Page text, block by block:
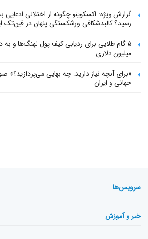
گزارش ویژه: اکسکوینو چگونه از اختلالی
رسید؟ کالبدشکافی ورشکستگی پنهان در فین‌تک
۵ گام طلایی برای ردیابی کیف پول‌ نهنگ‌ها و
میلیون دلاری
«برای آنچه نیاز دارید، چه بهایی می‌پردازید؟»
جهانی و ایران
سرویس‌ها
خبر و آموزش